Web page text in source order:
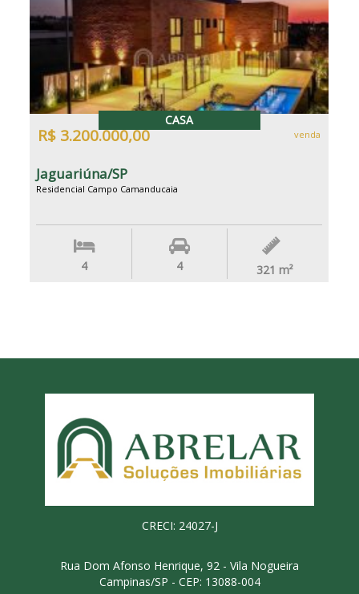
CASA
R$ 3.200.000,00 venda
Jaguariúna/SP
Residencial Campo Camanducaia
4 4 321 m²
CRECI: 24027-J
Rua Dom Afonso Henrique, 92 - Vila Nogueira
Campinas/SP - CEP: 13088-004